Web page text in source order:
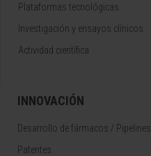
Plataformas tecnológicas
Investigación y ensayos clínicos
Actividad científica
INNOVACIÓN
Desarrollo de fármacos / Pipelines
Patentes